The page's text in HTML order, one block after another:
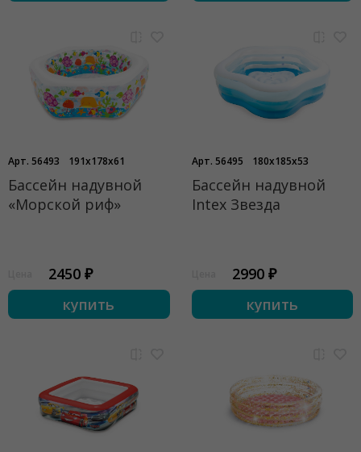
Арт. 56493 191x178x61
Бассейн надувной
«Морской риф»
2450 ₽
купить
Арт. 56495 180x185x53
Бассейн надувной
Intex Звезда
2990 ₽
купить